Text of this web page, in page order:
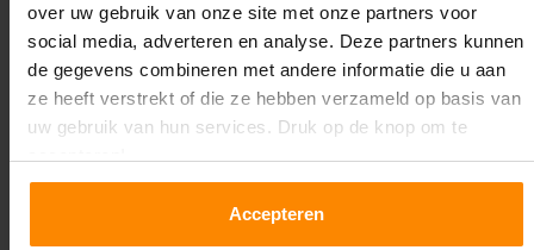
over uw gebruik van onze site met onze partners voor
social media, adverteren en analyse. Deze partners kunnen
de gegevens combineren met andere informatie die u aan
ze heeft verstrekt of die ze hebben verzameld op basis van
uw gebruik van hun services. Druk op de knop om te
Accepteren